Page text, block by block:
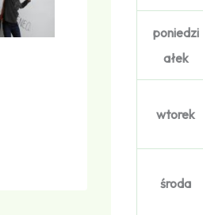
poniedzi
ałek
wtorek
środa